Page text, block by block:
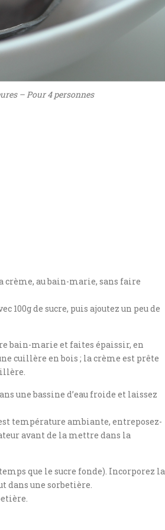
– Pour 4 personnes
au bain-marie, sans faire
100g de sucre, puis ajoutez un peu de
bain-marie et faites épaissir, en
cuillère en bois ; la crème est prête
une bassine d’eau froide et laissez
température ambiante, entreposez-
avant de la mettre dans la
que le sucre fonde). Incorporez la
dans une sorbetière.